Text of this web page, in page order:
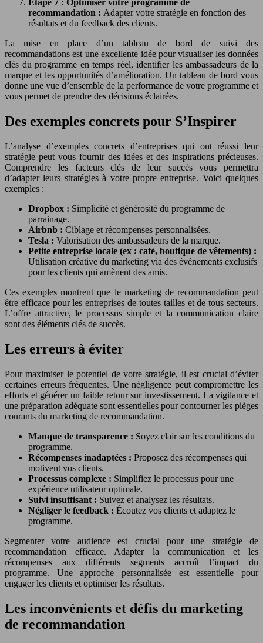
Étape 7 : Optimiser votre programme de
recommandation : Adapter votre stratégie en fonction des
résultats et du feedback des clients.
La mise en place d’un tableau de bord de suivi des
recommandations est une excellente idée pour visualiser les données
clés du programme en temps réel, identifier les ambassadeurs de la
marque et les opportunités d’amélioration. Un tableau de bord vous
donne une vue d’ensemble de la performance de votre programme et
vous permet de prendre des décisions éclairées.
Des exemples concrets pour S’Inspirer
L’analyse d’exemples concrets d’entreprises qui ont réussi leur
stratégie peut vous fournir des idées et des inspirations précieuses.
Comprendre les facteurs clés de leur succès vous permettra
d’adapter leurs stratégies à votre propre entreprise. Voici quelques
exemples :
Dropbox : Simplicité et générosité du programme de
parrainage.
Airbnb : Ciblage et récompenses personnalisées.
Tesla : Valorisation des ambassadeurs de la marque.
Petite entreprise locale (ex : café, boutique de vêtements) :
Utilisation créative du marketing via des événements exclusifs
pour les clients qui amènent des amis.
Ces exemples montrent que le marketing de recommandation peut
être efficace pour les entreprises de toutes tailles et de tous secteurs.
L’offre attractive, le processus simple et la communication claire
sont des éléments clés de succès.
Les erreurs à éviter
Pour maximiser le potentiel de votre stratégie, il est crucial d’éviter
certaines erreurs fréquentes. Une négligence peut compromettre les
efforts et générer un faible retour sur investissement. La vigilance et
une préparation adéquate sont essentielles pour contourner les pièges
courants du marketing de recommandation.
Manque de transparence : Soyez clair sur les conditions du
programme.
Récompenses inadaptées : Proposez des récompenses qui
motivent vos clients.
Processus complexe : Simplifiez le processus pour une
expérience utilisateur optimale.
Suivi insuffisant : Suivez et analysez les résultats.
Négliger le feedback : Écoutez vos clients et adaptez le
programme.
Segmenter votre audience est crucial pour une stratégie de
recommandation efficace. Adapter la communication et les
récompenses aux différents segments accroît l’impact du
programme. Une approche personnalisée est essentielle pour
engager les clients et optimiser les résultats.
Les inconvénients et défis du marketing
de recommandation